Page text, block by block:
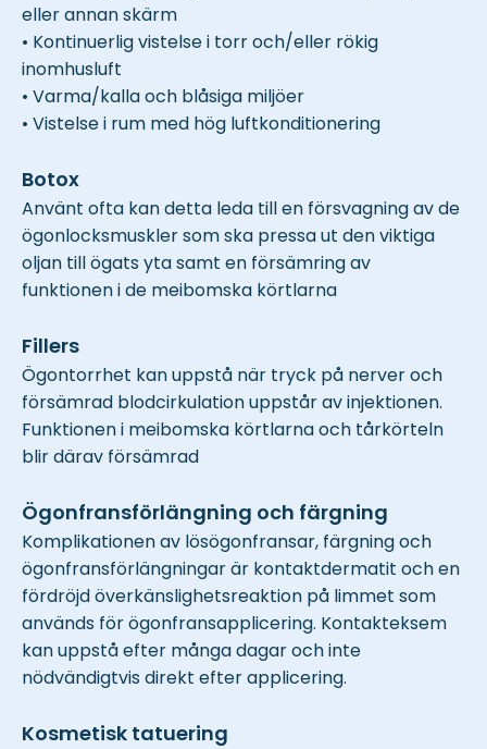
eller annan skärm
• Kontinuerlig vistelse i torr och/eller rökig
inomhusluft
• Varma/kalla och blåsiga miljöer
• Vistelse i rum med hög luftkonditionering
Botox
Använt ofta kan detta leda till en försvagning av de
ögonlocksmuskler som ska pressa ut den viktiga
oljan till ögats yta samt en försämring av
funktionen i de meibomska körtlarna
Fillers
Ögontorrhet kan uppstå när tryck på nerver och
försämrad blodcirkulation uppstår av injektionen.
Funktionen i meibomska körtlarna och tårkörteln
blir därav försämrad
Ögonfransförlängning och färgning
Komplikationen av lösögonfransar, färgning och
ögonfransförlängningar är kontaktdermatit och en
fördröjd överkänslighetsreaktion på limmet som
används för ögonfransapplicering. Kontakteksem
kan uppstå efter många dagar och inte
nödvändigtvis direkt efter applicering.
Kosmetisk tatuering